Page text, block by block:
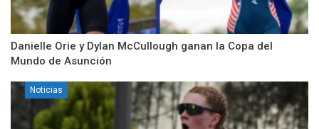
Danielle Orie y Dylan McCullough ganan la Copa del
Mundo de Asunción
Noticias